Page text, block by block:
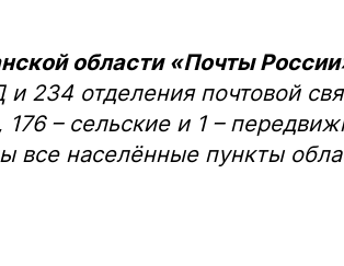
области «Почты
234 отделения почтовой
– сельские и 1 –
все населённые пункты